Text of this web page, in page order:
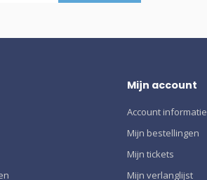
Mijn account
Account informatie
Mijn bestellingen
Mijn tickets
Mijn verlanglijst